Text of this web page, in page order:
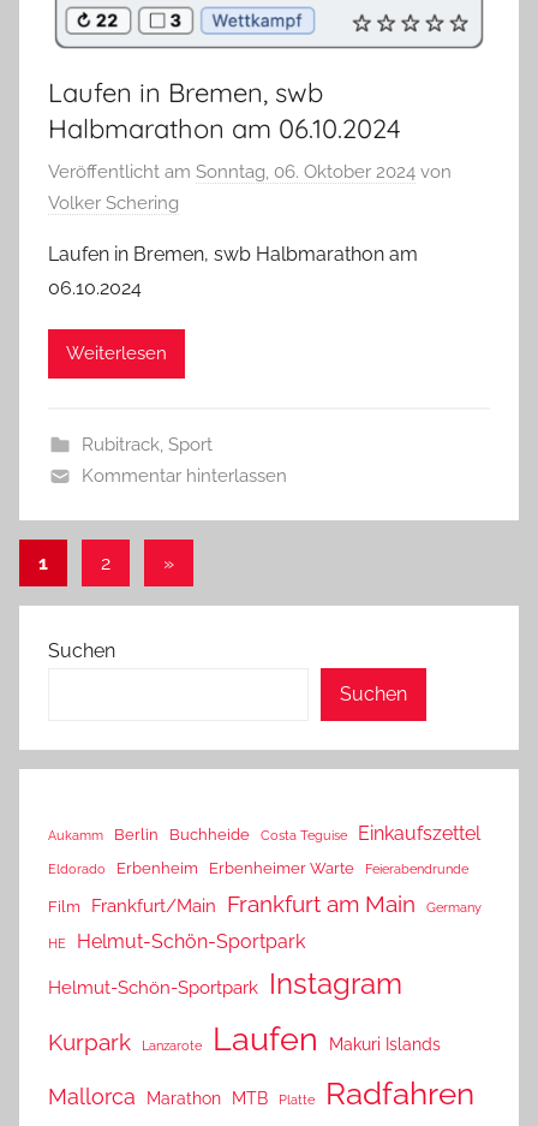
Laufen in Bremen, swb
Halbmarathon am 06.10.2024
Veröffentlicht am Sonntag, 06. Oktober 2024 von
Volker Schering
Laufen in Bremen, swb Halbmarathon am
06.10.2024
Weiterlesen
Rubitrack, Sport
Kommentar hinterlassen
Seitennummerierung
der
Beiträge
1 2
Nächste
»
Suchen
Suchen
Aukamm Berlin Buchheide Costa Teguise Einkaufszettel
Eldorado Erbenheim Erbenheimer Warte Feierabendrunde
Film Frankfurt/Main Frankfurt am Main Germany
HE Helmut-Schön-Sportpark
Helmut-Schön-Sportpark Instagram
Kurpark Lanzarote Laufen Makuri Islands
Mallorca Marathon MTB Platte Radfahren